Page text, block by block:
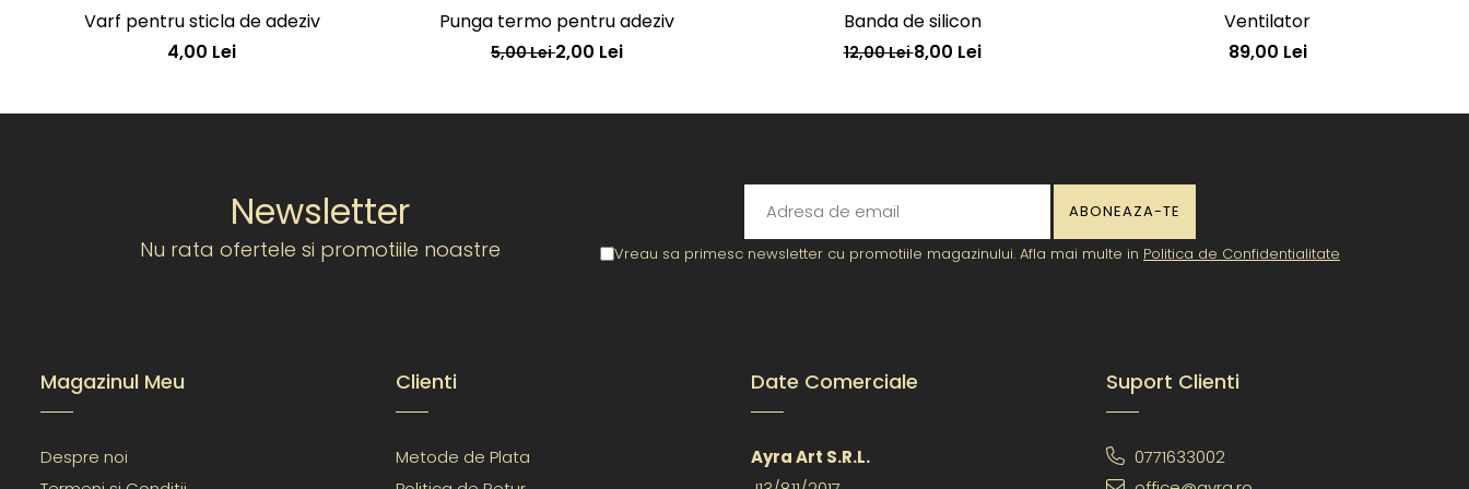
Varf pentru sticla de adeziv
4,00 Lei
Punga termo pentru adeziv
5,00 Lei2,00 Lei
Banda de silicon
12,00 Lei8,00 Lei
Ventilator
89,00 Lei
Newsletter
Nu rata ofertele si promotiile noastre Vreau sa primesc newsletter cu promotiile magazinului. Afla mai multe in Politica de Confidentialitate
Magazinul Meu
Despre noi
Clienti
Metode de Plata
Date Comerciale
Ayra Art S.R.L.
Suport Clienti
0771633002